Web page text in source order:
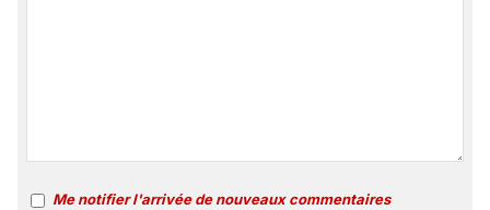
Me notifier l'arrivée de nouveaux commentaires